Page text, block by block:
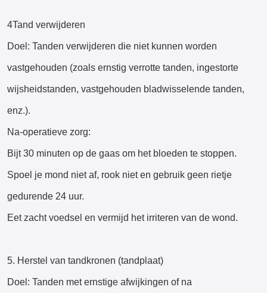
4Tand verwijderen
Doel: Tanden verwijderen die niet kunnen worden
vastgehouden (zoals ernstig verrotte tanden, ingestorte
wijsheidstanden, vastgehouden bladwisselende tanden,
enz.).
Na-operatieve zorg:
Bijt 30 minuten op de gaas om het bloeden te stoppen.
Spoel je mond niet af, rook niet en gebruik geen rietje
gedurende 24 uur.
Eet zacht voedsel en vermijd het irriteren van de wond.
5. Herstel van tandkronen (tandplaat)
Doel: Tanden met ernstige afwijkingen of na